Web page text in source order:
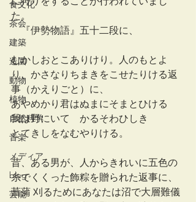
食文化
茶会
建築
造園
動物
植物
自然科学
音楽
メディア
blog
芸能
た。
『伊勢物語』五十二段に、
むかしおとこありけり。人のもとよ
り、かさなりちまきをこせたりける返
事（かえりごと）に、
あやめかり君はぬまにそまとひける
我は野にいてゝかるそわひしき
とてきしをなむやりける。
昔、ある男が、人からきれいに五色の
糸でくくった飾粽を贈られた返事に、
菖蒲 刈るためにあなたは沼で大層難儀